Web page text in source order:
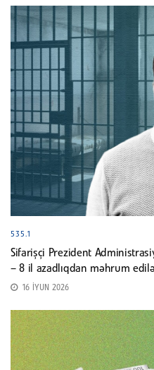
535.1
Sifarişçi Prezident
– 8 il azadlıqdan məhrum
16 İYUN 2026